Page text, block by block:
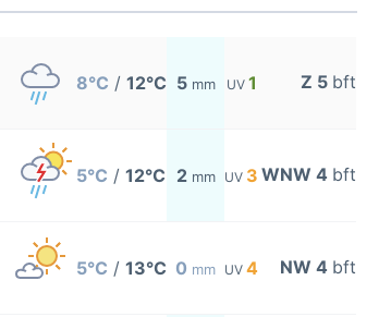
8°C / 12°C 5 mm UV 1 Z 5 bft
5°C / 12°C 2 mm UV 3 WNW 4 bft
5°C / 13°C 0 mm UV 4 NW 4 bft